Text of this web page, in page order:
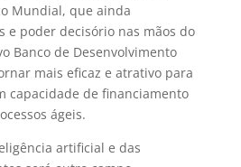
Mundial, que ainda
e poder decisório nas mãos do
Banco de Desenvolvimento
mais eficaz e atrativo para
capacidade de financiamento
ágeis.
artificial e das